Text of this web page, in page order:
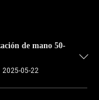
de mano 50-
2025-05-22